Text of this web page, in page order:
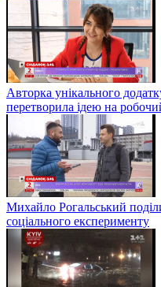
Авторка унікального
перетворила ідею на
Михайло Рогальський
соціального експерименту